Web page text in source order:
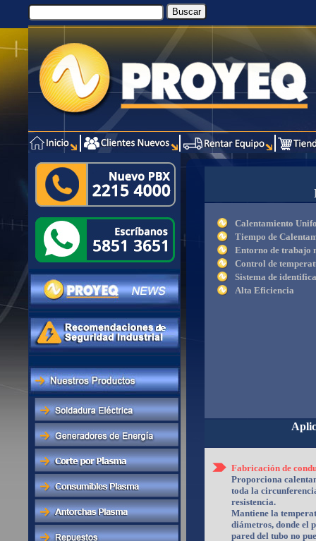
Calentamiento
Tiempo de
Entorno de trabajo
Control de
Sistema de
Alta Eficiencia
Fabricación de
Proporciona
toda la
resistencia.
Mantiene la
diámetros, donde el
pared del tubo no